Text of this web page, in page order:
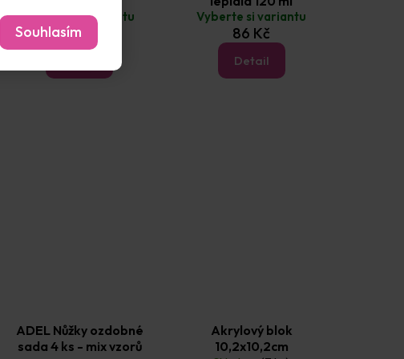
Souhlasím
Vyberte si variantu
60 Kč
Vyberte si variantu
86 Kč
Detail
ADEL Nůžky ozdobné
sada 4 ks - mix vzorů
Akrylový blok
10,2x10,2cm